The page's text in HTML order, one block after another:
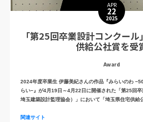
APR
22
2025
「第25回卒業設計コンクー
供給公社賞を受
Award
2024年度卒業生 伊藤美紀さんの作品『みらいのわ
らい−』が4月19日～4月22日に開催された「第25回卒
埼玉建築設計監理協会）」において「埼玉県住宅供給
関連サイト